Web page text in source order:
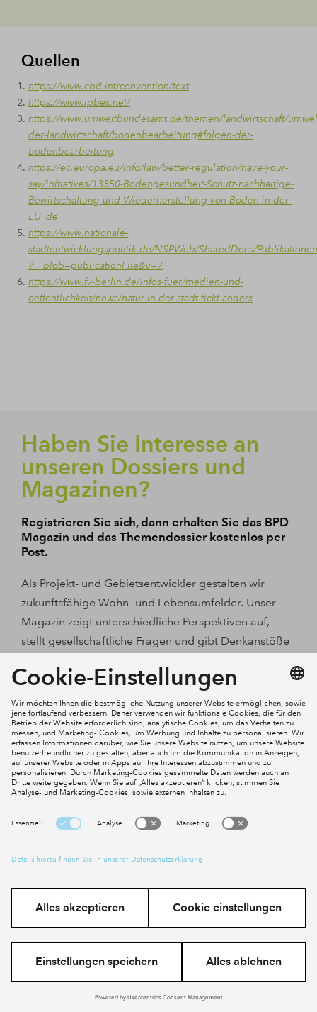
Quellen
https://www.cbd.int/convention/text
https://www.ipbes.net/
https://www.umweltbundesamt.de/themen/landwirtschaft/
der-landwirtschaft/bodenbearbeitung#folgen-der-
bodenbearbeitung
https://ec.europa.eu/info/law/better-regulation/have-your-
say/initiatives/13350-Bodengesundheit-Schutz-nachhaltige-
Bewirtschaftung-und-Wiederherstellung-von-Boden-in-der-
EU_de
https://www.nationale-
stadtentwicklungspolitik.de/NSPWeb/SharedDocs/
?__blob=publicationFile&v=7
https://www.fv-berlin.de/infos-fuer/medien-und-
oeffentlichkeit/news/natur-in-der-stadt-tickt-anders
Haben Sie Interesse an
unseren Dossiers und
Magazinen?
Registrieren Sie sich, dann erhalten Sie das BPD
Magazin und das Themendossier kostenlos per
Post.
Als Projekt- und Gebietsentwickler gestalten wir
zukunftsfähige Wohn- und Lebensumfelder. Unser
Magazin zeigt unterschiedliche Perspektiven auf,
stellt gesellschaftliche Fragen und gibt Denkanstöße
Jetzt kostenlos registrieren
Ganzheitlich
Nachhaltig
Unsere Arbeit
Aktuelles